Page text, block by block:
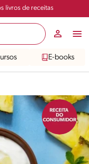
livros de receitas
E-books
Compartilhar